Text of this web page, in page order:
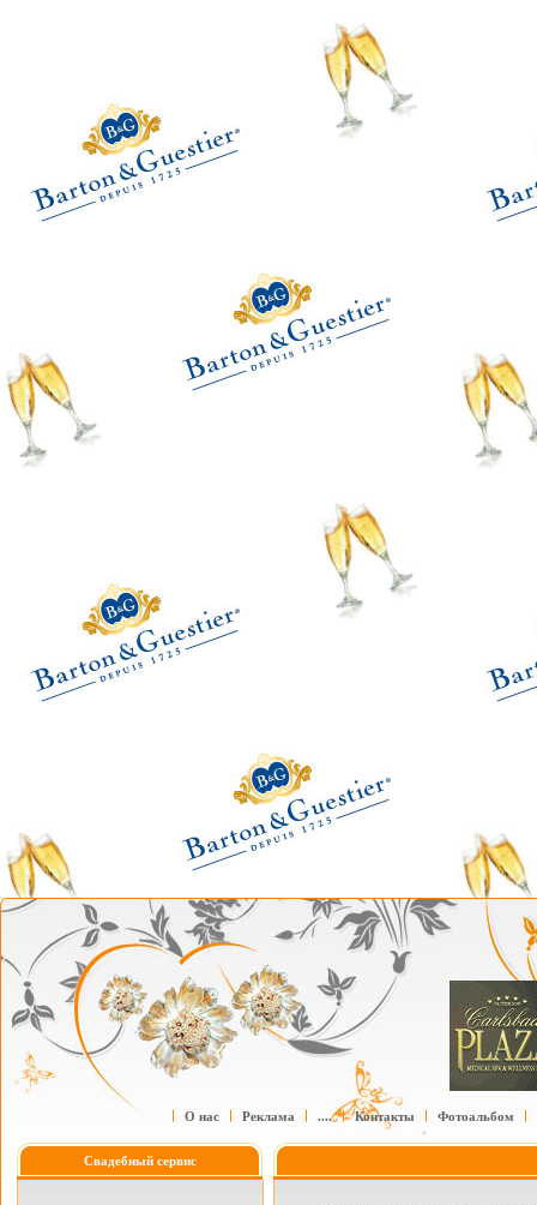
О нас Реклама .... Контакты Фотоальбом
Свадебный сервис